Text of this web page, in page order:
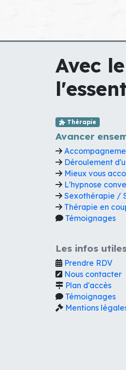
Avec
Thérapie
Avancer
Déroulement
Mieux vous
L'hypnose
Sexothérapie /
Thérapie en
Témoignages
Les infos
Prendre RDV
Nous contacter
Plan d'accès
Témoignages
Mentions